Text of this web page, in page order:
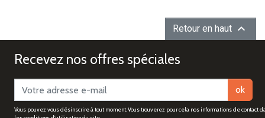
Retour en haut 
Recevez nos offres spéciales
ok
Vous pouvez vous désinscrire à tout moment. Vous trouverez pour cela nos informations de contact